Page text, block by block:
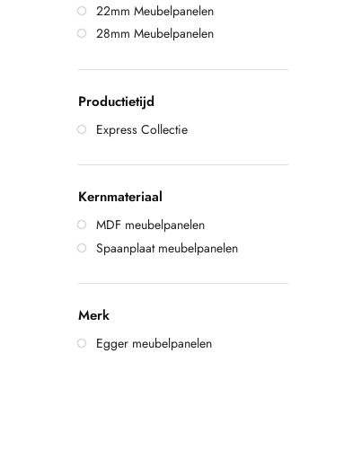
22mm Meubelpanelen
28mm Meubelpanelen
Productietijd
Express Collectie
Kernmateriaal
MDF meubelpanelen
Spaanplaat meubelpanelen
Merk
Egger meubelpanelen